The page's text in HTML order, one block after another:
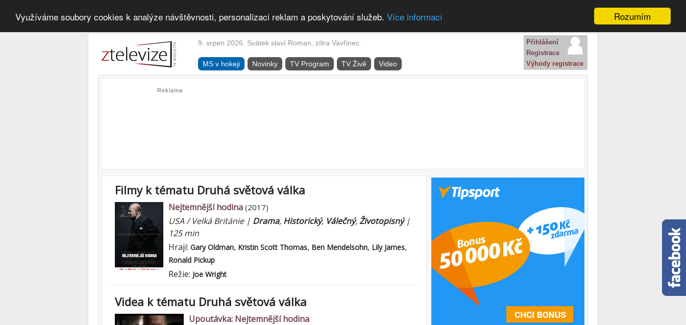
Rozumím
Využíváme soubory cookies k analýze návštěvnosti, personalizaci reklam a poskytování služeb. Více informací
9. srpen 2026. Svátek slaví Roman, zítra Vavřinec.
MS v hokeji Novinky TV Program TV Živě Video
Přihlášení
Registrace
Výhody registrace
Reklama
Filmy k tématu Druhá světová válka
Nejtemnější hodina (2017)
USA / Velká Británie | Drama, Historický, Válečný,Životopisný|
125 min
Hrají: Gary Oldman, Kristin Scott Thomas, Ben Mendelsohn, Lily James,
Ronald Pickup
Režie: Joe Wright
Videa k tématu Druhá světová válka
Upoutávka: Nejtemnější hodina